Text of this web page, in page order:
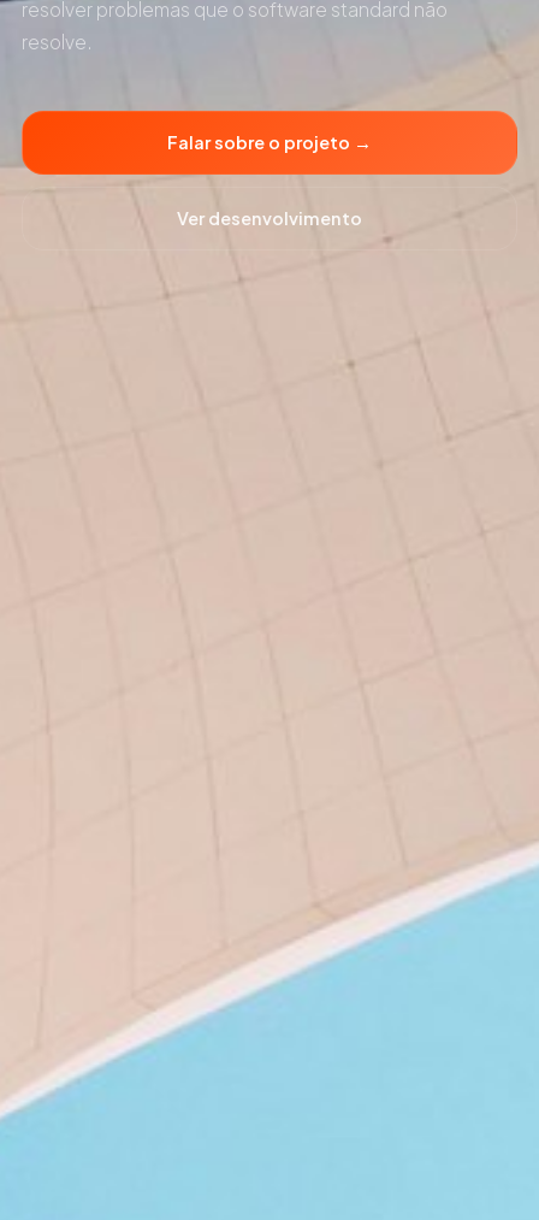
resolver problemas que o software standard não
resolve.
Falar sobre o projeto →
Ver desenvolvimento